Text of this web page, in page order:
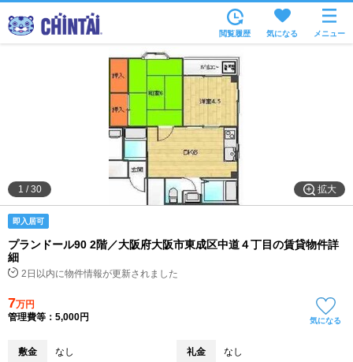
住所から
家賃相場から
通勤通学時間から
物件特集から
不動産会社から
閲覧履歴 気になる メニュー
拡大
1 /30
即入居可
プランドール90 2階／大阪府大阪市東成区中道４丁目の賃貸物件詳
細
2日以内に物件情報が更新されました
7万円
管理費等：5,000円
気になる
敷金 なし 礼金 なし